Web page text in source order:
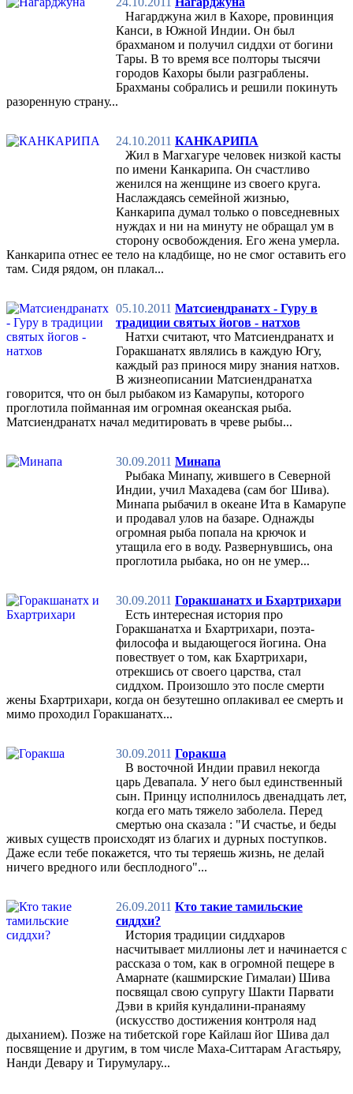
Нагарджуна жил в Кахоре, провинция
Канси, в Южной Индии. Он был
брахманом и получил сиддхи от богини
Тары. В то время все полторы тысячи
городов Кахоры были разграблены.
Брахманы собрались и решили покинуть
разоренную страну...
24.10.2011 КАНКАРИПА
Жил в Магхагуре человек низкой касты
по имени Канкарипа. Он счастливо
женился на женщине из своего круга.
Наслаждаясь семейной жизнью,
Канкарипа думал только о повседневных
нуждах и ни на минуту не обращал ум в
сторону освобождения. Его жена умерла.
Канкарипа отнес ее тело на кладбище, но не смог оставить его
там. Сидя рядом, он плакал...
05.10.2011 Матсиендранатх - Гуру в
традиции святых йогов - натхов
Натхи считают, что Матсиендранатх и
Горакшанатх являлись в каждую Югу,
каждый раз принося миру знания натхов.
В жизнеописании Матсиендранатха
говорится, что он был рыбаком из Камарупы, которого
проглотила пойманная им огромная океанская рыба.
Матсиендранатх начал медитировать в чреве рыбы...
30.09.2011 Минапа
Рыбака Минапу, жившего в Северной
Индии, учил Махадева (сам бог Шива).
Минапа pыбачил в океане Ита в Камарупе
и продавал улов на базаре. Однажды
огромная рыба попала на крючок и
утащила его в воду. Развернувшись, она
проглотила рыбака, но он не умер...
30.09.2011 Горакшанатх и Бхартрихари
Есть интересная история про
Горакшанатха и Бхартрихари, поэта-
философа и выдающегося йогина. Она
повествует о том, как Бхартрихари,
отрекшись от своего царства, стал
сиддхом. Произошло это после смерти
жены Бхартрихари, когда он безутешно оплакивал ее смерть и
мимо проходил Горакшанатх...
30.09.2011 Горакша
В восточной Индии правил некогда
царь Девапала. У него был единственный
сын. Принцу исполнилось двенадцать лет,
когда его мать тяжело заболела. Перед
смертью она сказала : "И счастье, и беды
живых существ происходят из благих и дурных поступков.
Даже если тебе покажется, что ты теряешь жизнь, не делай
ничего вредного или бесплодного"...
26.09.2011 Кто такие тамильские
сиддхи?
История традиции сиддхаров
насчитывает миллионы лет и начинается с
рассказа о том, как в огромной пещере в
Амарнате (кашмирские Гималаи) Шива
посвящал свою супругу Шакти Парвати
Дэви в крийя кундалини-пранаяму
(искусство достижения контроля над
дыханием). Позже на тибетской горе Кайлаш йог Шива дал
посвящение и другим, в том числе Маха-Ситтарам Агастьяру,
Нанди Девару и Тирумулару...